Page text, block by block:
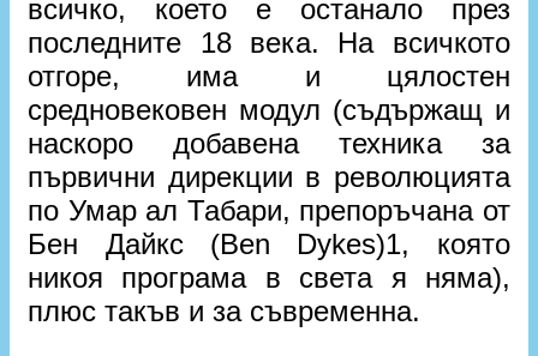
всичко, което е останало през
последните 18 века. На всичкото
отгоре, има и цялостен
средновековен модул (съдържащ и
наскоро добавена техника за
първични дирекции в революцията
по Умар ал Табари, препоръчана от
Бен Дайкс (Ben Dykes)1, която
никоя програма в света я няма),
плюс такъв и за съвременна.